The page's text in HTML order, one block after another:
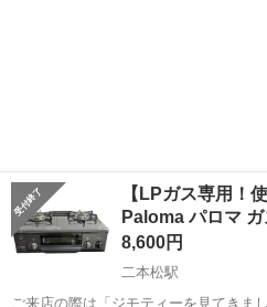
【LPガス専用！
Paloma パロマ
8,600円
二本松駅
ご来店の際は「ジモティーを見てきま